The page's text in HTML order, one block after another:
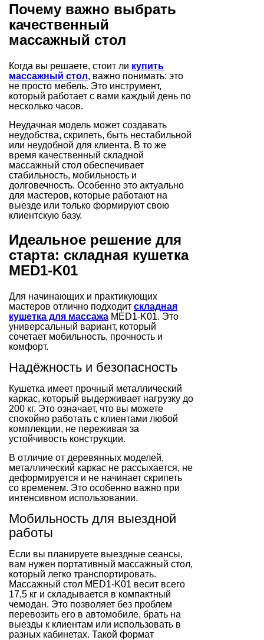
Почему важно выбрать
качественный
массажный стол
Когда вы решаете, стоит ли купить
массажный стол, важно понимать: это
не просто мебель. Это инструмент,
который работает с вами каждый день по
несколько часов.
Неудачная модель может создавать
неудобства, скрипеть, быть нестабильной
или неудобной для клиента. В то же
время качественный складной
массажный стол обеспечивает
стабильность, мобильность и
долговечность. Особенно это актуально
для мастеров, которые работают на
выезде или только формируют свою
клиентскую базу.
Идеальное решение для
старта: складная кушетка
MED1-K01
Для начинающих и практикующих
мастеров отлично подходит складная
кушетка для массажа MED1-K01. Это
универсальный вариант, который
сочетает мобильность, прочность и
комфорт.
Надёжность и безопасность
Кушетка имеет прочный металлический
каркас, который выдерживает нагрузку до
200 кг. Это означает, что вы можете
спокойно работать с клиентами любой
комплекции, не переживая за
устойчивость конструкции.
В отличие от деревянных моделей,
металлический каркас не рассыхается, не
деформируется и не начинает скрипеть
со временем. Это особенно важно при
интенсивном использовании.
Мобильность для выездной
работы
Если вы планируете выездные сеансы,
вам нужен портативный массажный стол,
который легко транспортировать.
Массажный стол MED1-K01 весит всего
17,5 кг и складывается в компактный
чемодан. Это позволяет без проблем
перевозить его в автомобиле, брать на
выезды к клиентам или использовать в
разных кабинетах. Такой формат